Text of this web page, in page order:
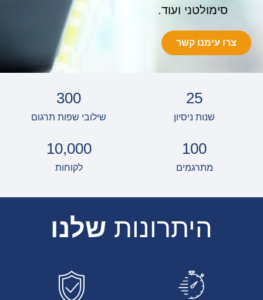
סימולטני ועוד.
צרו עימנו קשר
25
שנות ניסיון
300
שילובי שפות תרגום
100
מתרגמים
10,000
לקוחות
היתרונות שלנו